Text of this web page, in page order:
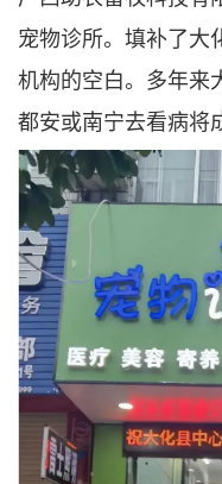
宠物诊所。填补了大
机构的空白。多年来
都安或南宁去看病将